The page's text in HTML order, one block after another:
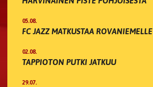
05.08.
FC JAZZ MATKUSTAA ROVANIEMELLE
02.08.
TAPPIOTON PUTKI JATKUU
29.07.